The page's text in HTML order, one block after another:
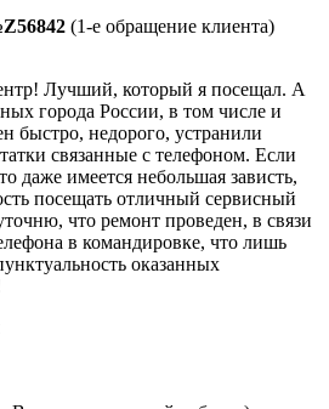
(1-е обращение клиента)
Лучший, который я посещал. А
города России, в том числе и
быстро, недорого, устранили
связанные с телефоном. Если
даже имеется небольшая зависть,
посещать отличный сервисный
что ремонт проведен, в связи
в командировке, что лишь
оказанных